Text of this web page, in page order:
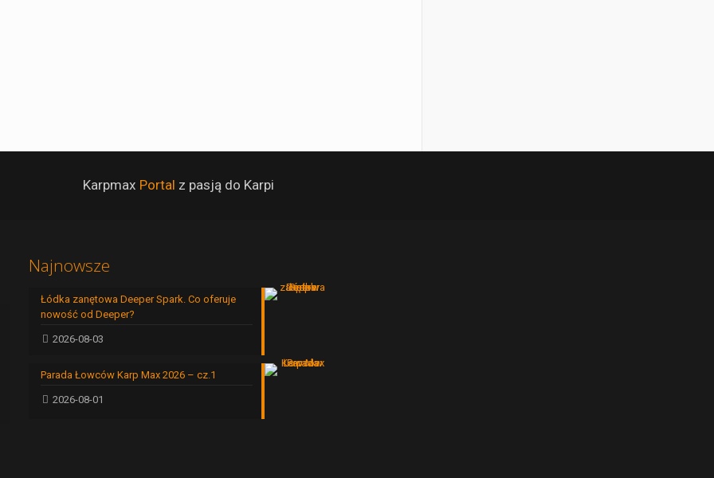
Karpmax Portal z pasją do Karpi
Najnowsze
Łódka zanętowa Deeper Spark. Co oferuje
nowość od Deeper?
2026-08-03
Parada Łowców Karp Max 2026 – cz.1
2026-08-01